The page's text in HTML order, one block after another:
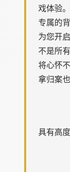
戏体验
专属的
为您开
不是所
将心怀
拿归案
具有高